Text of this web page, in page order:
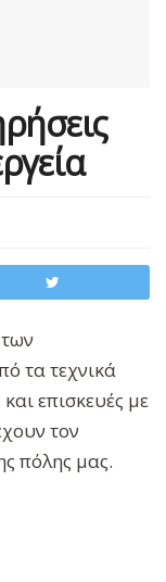
τα τεχνικά
επισκευές με
τον
πόλης μας.